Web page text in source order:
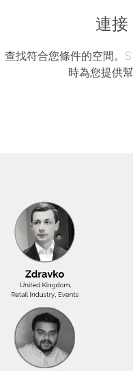
連接
查找符合您條件的空間。
時為您提供幫